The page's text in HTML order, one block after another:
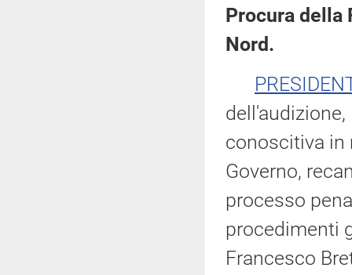
Procura della
Nord.
conoscitiva in
Governo,
processo
procedimenti
Francesco